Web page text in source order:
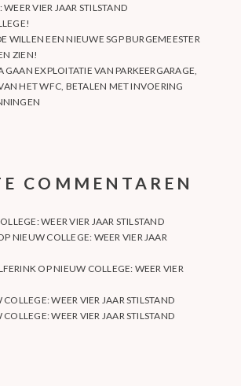
VIER JAAR STILSTAND
WILLEN EEN NIEUWE SGP BURGEMEESTER
ZIEN!
GAAN EXPLOITATIE VAN PARKEERGARAGE,
HET WFC, BETALEN MET INVOERING
COMMENTAREN
WEER VIER JAAR STILSTAND
NIEUW COLLEGE: WEER VIER JAAR
OPNIEUW COLLEGE: WEER VIER
WEER VIER JAAR STILSTAND
WEER VIER JAAR STILSTAND